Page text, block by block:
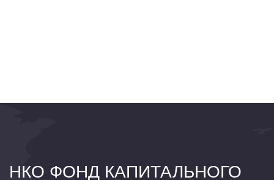
НКО ФОНД КАПИТАЛЬНОГО